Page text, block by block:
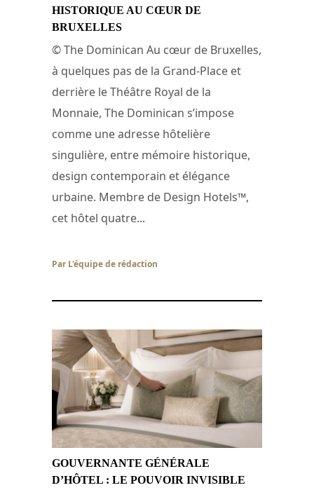
HISTORIQUE AU CŒUR DE
BRUXELLES
© The Dominican Au cœur de Bruxelles,
à quelques pas de la Grand-Place et
derrière le Théâtre Royal de la
Monnaie, The Dominican s’impose
comme une adresse hôtelière
singulière, entre mémoire historique,
design contemporain et élégance
urbaine. Membre de Design Hotels™,
cet hôtel quatre...
Par L'équipe de rédaction
GOUVERNANTE GÉNÉRALE
D’HÔTEL : LE POUVOIR INVISIBLE